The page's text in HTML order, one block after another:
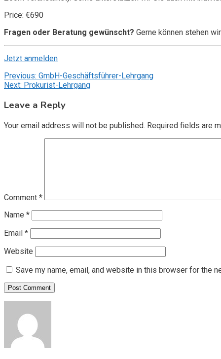
Price: €690
Fragen oder Beratung gewünscht? Gerne können stehen
Jetzt anmelden
Post
navigation
Previous: GmbH-Geschäftsführer-Lehrgang
Next: Prokurist-Lehrgang
Leave a Reply
Your email address will not be published. Required fields are
Comment *
Name *
Email *
Website
Save my name, email, and website in this browser for the